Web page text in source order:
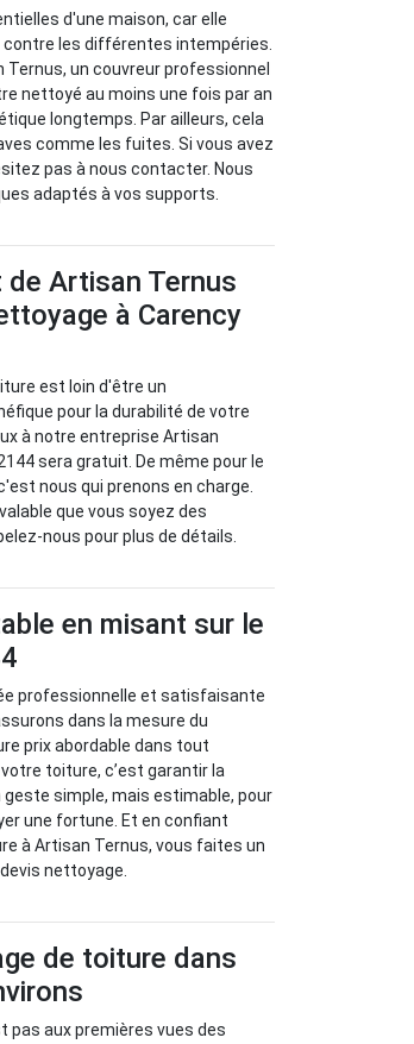
d'une maison, car elle
les différentes intempéries.
un couvreur professionnel
nettoyé au moins une fois par an
longtemps. Par ailleurs, cela
comme les fuites. Si vous avez
pas à nous contacter. Nous
adaptés à vos supports.
Artisan Ternus
à Carency
est loin d'être un
pour la durabilité de votre
à notre entreprise Artisan
sera gratuit. De même pour le
nous qui prenons en charge.
que vous soyez des
nous pour plus de détails.
en misant sur le
professionnelle et satisfaisante
dans la mesure du
prix abordable dans tout
toiture, c’est garantir la
geste simple, mais estimable, pour
une fortune. Et en confiant
à Artisan Ternus, vous faites un
nettoyage.
de toiture dans
pas aux premières vues des